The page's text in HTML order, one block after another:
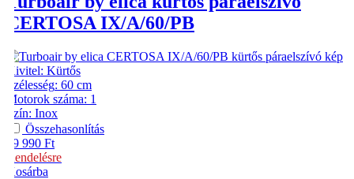
CERTOSA IX/A/60/PB
Kivitel: Kürtős
Szélesség: 60 cm
Motorok száma: 1
Szín: Inox
Összehasonlítás
39 990 Ft
Rendelésre
Kosárba